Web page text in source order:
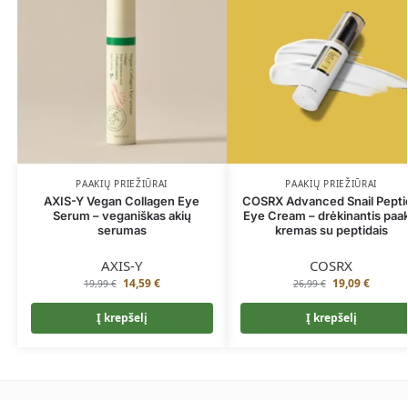
PAAKIŲ PRIEŽIŪRAI
AXIS-Y Vegan Collagen Eye
Serum – veganiškas akių
serumas
AXIS-Y
19,99€ 14,59€
Į krepšelį
PAAKIŲ PRIEŽIŪRAI
COSRX Advanced Snail
Eye Cream – drėkinantis
kremas su peptidais
COSRX
26,99€ 19,09€
Į krepšelį